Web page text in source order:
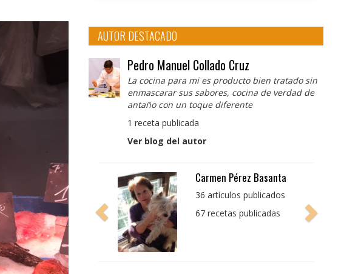
AUTOR DESTACADO
Pedro Manuel Collado Cruz
La cocina para mi es producto bien tratado sin
enmascarar sus sabores, cocina de verdad de
antaño con un toque diferente
1 receta publicada
Ver blog del autor
Carmen Pérez Basanta
36 artículos publicados
67 recetas publicadas